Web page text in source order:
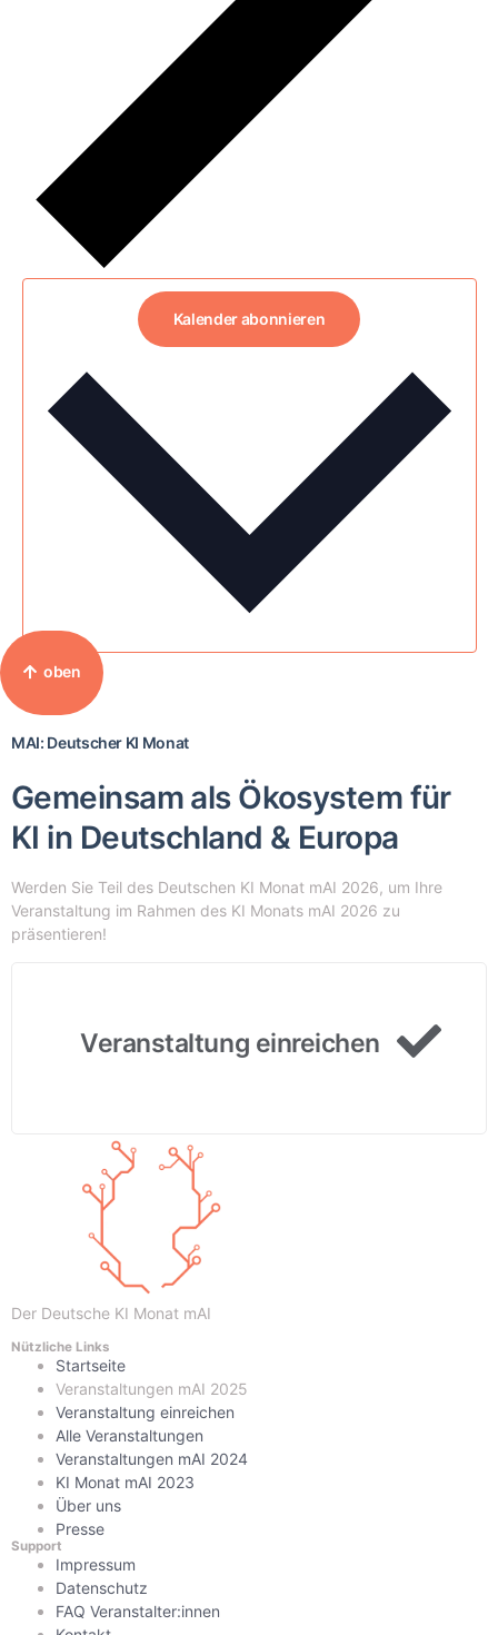
Kalender abonnieren
oben
MAI: Deutscher KI Monat
Gemeinsam als Ökosystem für
KI in Deutschland & Europa
Werden Sie Teil des Deutschen KI Monat mAI 2026, um Ihre
Veranstaltung im Rahmen des KI Monats mAI 2026 zu
präsentieren!
Veranstaltung einreichen
Der Deutsche KI Monat mAI
Nützliche Links
Startseite
Veranstaltungen mAI 2025
Veranstaltung einreichen
Alle Veranstaltungen
Veranstaltungen mAI 2024
KI Monat mAI 2023
Über uns
Presse
Support
Impressum
Datenschutz
FAQ Veranstalter:innen